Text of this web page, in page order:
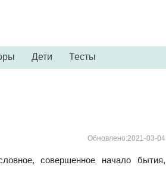
Дети Тесты
Обновлено:2021-03-04
совершенное начало бытия,